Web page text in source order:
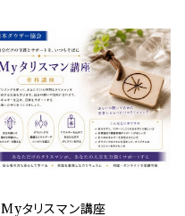
Myタリスマン講座